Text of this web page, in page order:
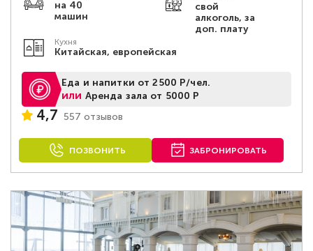
на 40
машин
свой
алкоголь, за
доп. плату
Кухня
Китайская, европейская
Еда и напитки от 2500 Р/чел.
или Аренда зала от 5000 Р
4,7 557 отзывов
ПОЗВОНИТЬ ЗАБРОНИРОВАТЬ